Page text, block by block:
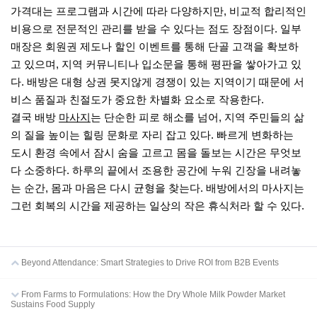
가격대는 프로그램과 시간에 따라 다양하지만, 비교적 합리적인
비용으로 전문적인 관리를 받을 수 있다는 점도 장점이다. 일부
매장은 회원권 제도나 할인 이벤트를 통해 단골 고객을 확보하
고 있으며, 지역 커뮤니티나 입소문을 통해 평판을 쌓아가고 있
다. 배방은 대형 상권 못지않게 경쟁이 있는 지역이기 때문에 서
비스 품질과 친절도가 중요한 차별화 요소로 작용한다.
결국 배방 마사지는 단순한 피로 해소를 넘어, 지역 주민들의 삶
의 질을 높이는 힐링 문화로 자리 잡고 있다. 빠르게 변화하는
도시 환경 속에서 잠시 숨을 고르고 몸을 돌보는 시간은 무엇보
다 소중하다. 하루의 끝에서 조용한 공간에 누워 긴장을 내려놓
는 순간, 몸과 마음은 다시 균형을 찾는다. 배방에서의 마사지는
그런 회복의 시간을 제공하는 일상의 작은 휴식처라 할 수 있다.
Beyond Attendance: Smart Strategies to Drive ROI from B2B Events
From Farms to Formulations: How the Dry Whole Milk Powder Market
Sustains Food Supply